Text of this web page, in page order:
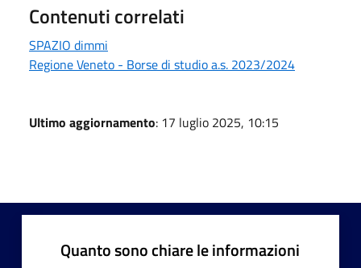
Contenuti correlati
SPAZIO dimmi
Regione Veneto - Borse di studio a.s. 2023/2024
Ultimo aggiornamento: 17 luglio 2025, 10:15
Quanto sono chiare le informazioni